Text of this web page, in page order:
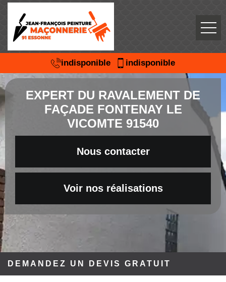
indisponible indisponible
EXPERT DU RAVALEMENT DE
FAÇADE FONTENAY LE
VICOMTE 91540
Nous contacter
Voir nos réalisations
DEMANDEZ UN DEVIS GRATUIT